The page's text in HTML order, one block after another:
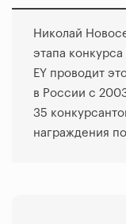
Николай
этапа
EY проводит
в России с
35
награждения